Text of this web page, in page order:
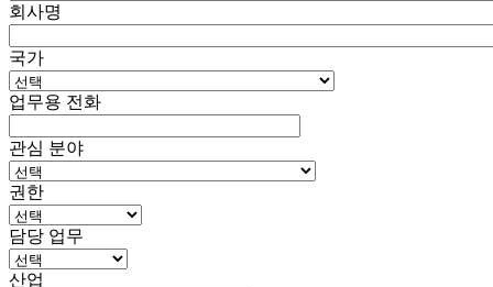
회사명
국가
업무용 전화
관심 분야
권한
담당 업무
산업